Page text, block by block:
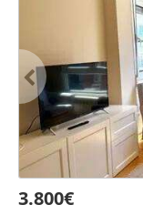
3.800€